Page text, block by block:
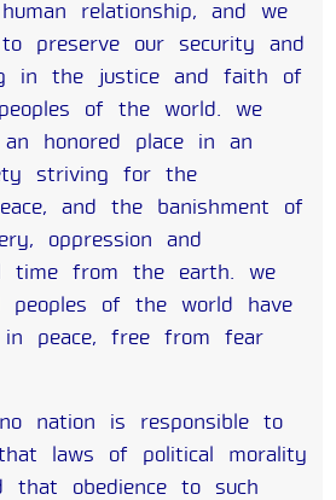
relationship, and we
preserve our security and
in the justice and faith of
of the world. we
honored place in an
striving for the
and the banishment of
oppression and
time from the earth. we
peoples of the world have
peace, free from fear
nation is responsible to
laws of political morality
that obedience to such